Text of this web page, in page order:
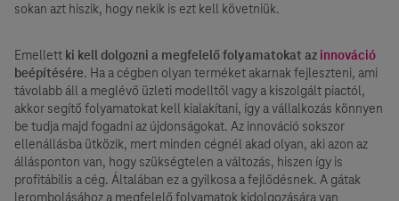
sokan azt hiszik, hogy nekik is ezt kell követniük.
Emellett ki kell dolgozni a megfelelő folyamatokat az innováció
beépítésére. Ha a cégben olyan terméket akarnak fejleszteni, ami
távolabb áll a meglévő üzleti modelltől vagy a kiszolgált piactól,
akkor segítő folyamatokat kell kialakítani, így a vállalkozás könnyen
be tudja majd fogadni az újdonságokat. Az innováció sokszor
ellenállásba ütközik, mert minden cégnél akad olyan, aki azon az
állásponton van, hogy szükségtelen a változás, hiszen így is
profitábilis a cég. Általában ez a gyilkosa a fejlődésnek. A gátak
lerombolásához a megfelelő folyamatok kidolgozására van